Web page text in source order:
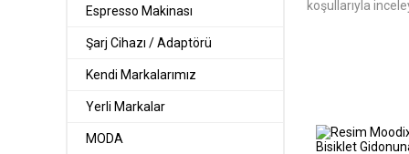
koşullarıyla
Espresso Makinası
Şarj Cihazı / Adaptörü
Kendi Markalarımız
Yerli Markalar
MODA